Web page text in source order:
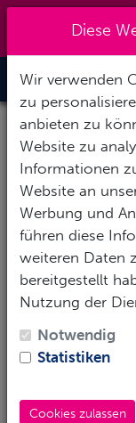
Diese
Wir verwenden
zu
anbieten zu
Website zu
Informationen
Website an
Werbung und
führen diese
weiteren Daten
bereitgestellt
Nutzung der
Notwendig
Statistiken
Cookies zulassen